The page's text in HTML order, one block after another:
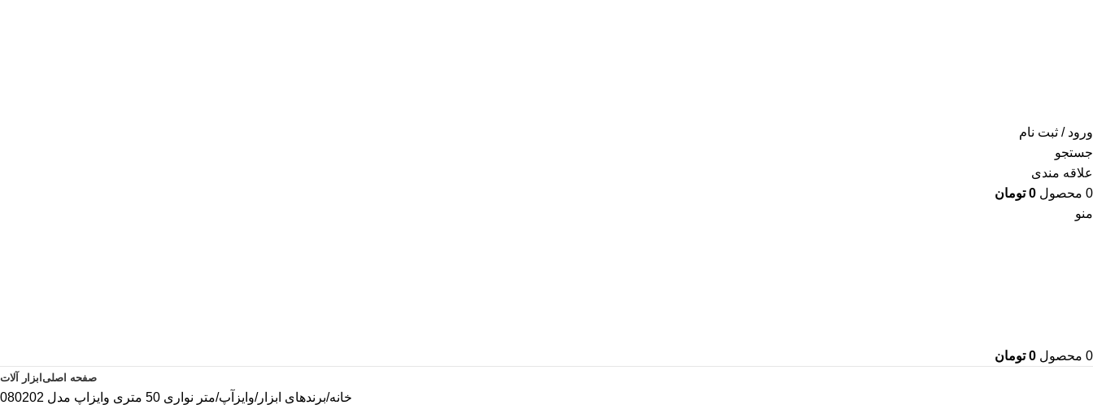
ورود / ثبت نام
جستجو
علاقه مندی
0 محصول 0 تومان
منو
0 محصول 0 تومان
صفحه اصلی ابزار آلات
خانه برندهای ابزار وایزآپ متر نواری 50 متری وایزاپ مدل 080202